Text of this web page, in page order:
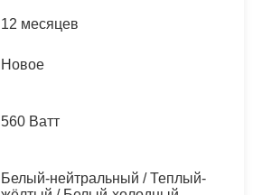
12 месяцев
Новое
560 Ватт
Белый-нейтральный / Теплый-